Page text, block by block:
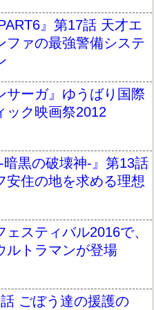
』第17話 天才エ
ファの最強警備システ
サーガ』ゆうばり国際
ック映画祭2012
-暗黒の破壊神-』第13話
安住の地を求める理想
スティバル2016で、
ルトラマンが登場
話 ごぼう達の援護の